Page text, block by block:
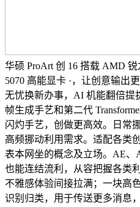
华硕 ProArt 创 16 搭载 AMD
5070 高能显卡 ·，让创意输出
无忧换新办事，AI 机能翻倍提
帧生成手艺和第二代
闪灼手艺，创做更高效。日常
高频挪动利用需求。适配各类
表本网坐的概念及立场。AE
也能连结流利，从容把握各类
不雅感体验间接拉满；一块高
识别归类，用于传送更多消息